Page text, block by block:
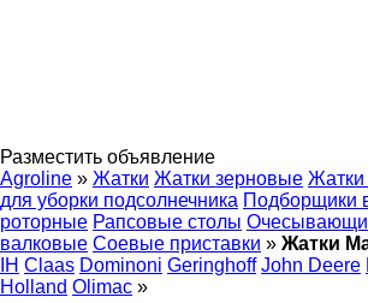
Разместить объявление
Agroline » Жатки Жатки зерновые Жатки
для уборки подсолнечника Подборщики
роторные Рапсовые столы
валковые Соевые приставки » Жатки
IH Claas Dominoni Geringhoff John Deere
Holland Olimac »